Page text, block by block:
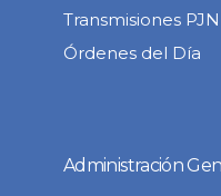
Transmisiones PJN
Órdenes del Día
Administración